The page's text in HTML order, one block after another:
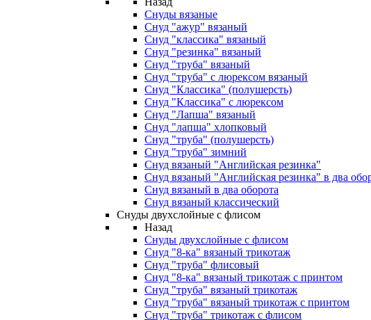
Снуды вязаные
Снуд "ажур" вязаный
Снуд "классика" вязаный
Снуд "резинка" вязаный
Снуд "труба" вязаный
Снуд "труба" с люрексом вязаный
Снуд "Классика" (полушерсть)
Снуд "Классика" с люрексом
Снуд "Лапша" вязаный
Снуд "лапша" хлопковый
Снуд "труба" (полушерсть)
Снуд "труба" зимний
Снуд вязаный "Английская резинка"
Снуд вязаный "Английская резинка" в два
Снуд вязаный в два оборота
Снуд вязаный классический
Снуды двухслойные с флисом
Назад
Снуды двухслойные с флисом
Снуд "8-ка" вязаный трикотаж
Снуд "труба" флисовый
Снуд "8-ка" вязаный трикотаж с принтом
Снуд "труба" вязаный трикотаж
Снуд "труба" вязаный трикотаж с принтом
Снуд "труба" трикотаж с флисом